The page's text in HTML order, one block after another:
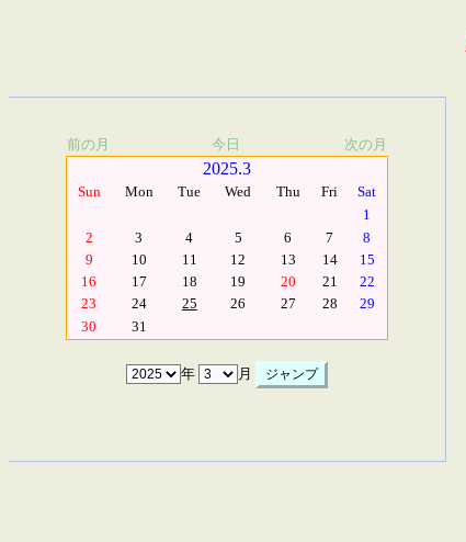
前の月 今日 次の月
2025.3
Sun Mon Tue Wed Thu Fri
Sat
1
2
3 4 5 6 7
8
9
10 11 12 13 14
15
16
17 18 19 20 21
22
23
24 25 26 27 28
29
30
31
年 月